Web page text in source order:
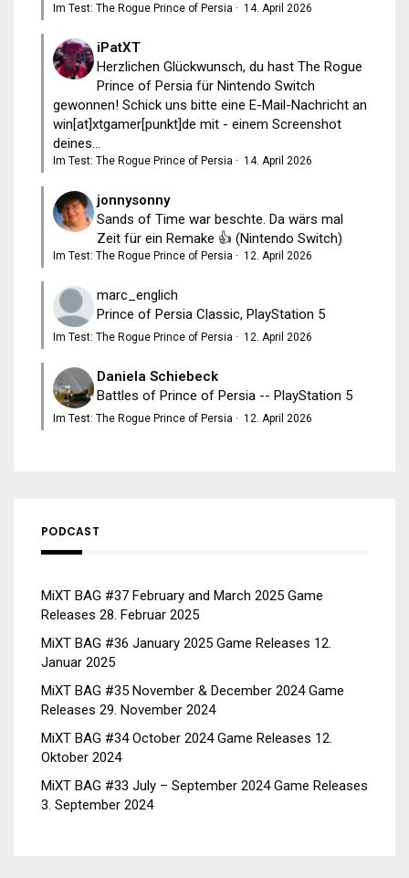
Im Test: The Rogue Prince of Persia · 14. April 2026
iPatXT
Herzlichen Glückwunsch, du hast The Rogue
Prince of Persia für Nintendo Switch
gewonnen! Schick uns bitte eine E-Mail-Nachricht an
win[at]xtgamer[punkt]de mit - einem Screenshot
deines...
Im Test: The Rogue Prince of Persia · 14. April 2026
jonnysonny
Sands of Time war beschte. Da wärs mal
Zeit für ein Remake 👍 (Nintendo Switch)
Im Test: The Rogue Prince of Persia · 12. April 2026
marc_englich
Prince of Persia Classic, PlayStation 5
Im Test: The Rogue Prince of Persia · 12. April 2026
Daniela Schiebeck
Battles of Prince of Persia -- PlayStation 5
Im Test: The Rogue Prince of Persia · 12. April 2026
PODCAST
MiXT BAG #37 February and March 2025 Game
Releases 28. Februar 2025
MiXT BAG #36 January 2025 Game Releases 12.
Januar 2025
MiXT BAG #35 November & December 2024 Game
Releases 29. November 2024
MiXT BAG #34 October 2024 Game Releases 12.
Oktober 2024
MiXT BAG #33 July – September 2024 Game Releases
3. September 2024